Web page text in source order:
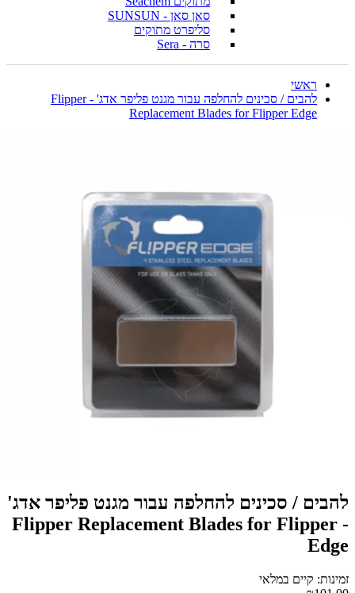
סאן סאן - SUNSUN
סליפרט מתוקים
סרה - Sera
ראשי
להבים / סכינים להחלפה עבור מגנט פליפר אדג' - Flipper
Replacement Blades for Flipper Edge
להבים / סכינים להחלפה עבור מגנט פליפר אדג'
- Flipper Replacement Blades for Flipper
Edge
זמינות: קיים במלאי